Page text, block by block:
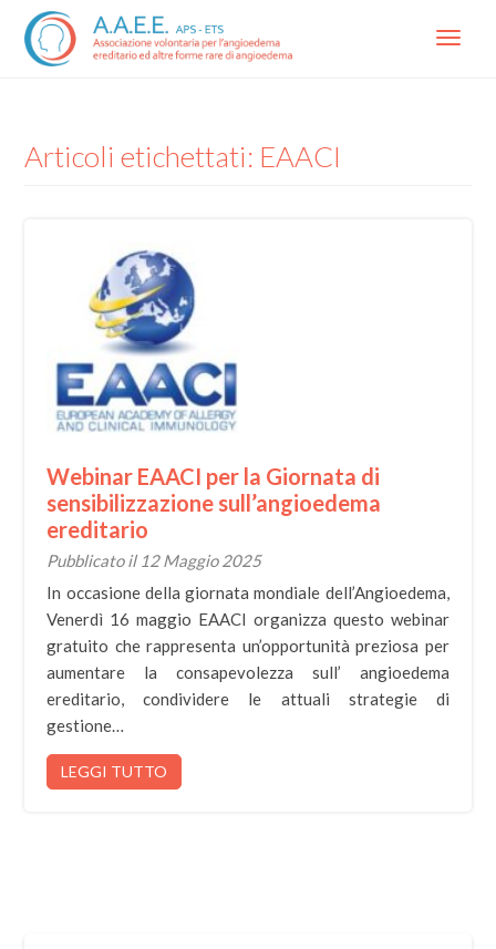
Menu
Articoli etichettati: EAACI
Webinar EAACI per la Giornata di
sensibilizzazione sull’angioedema
ereditario
Pubblicato il 12 Maggio 2025
In occasione della giornata mondiale dell’Angioedema,
Venerdì 16 maggio EAACI organizza questo webinar
gratuito che rappresenta un’opportunità preziosa per
aumentare la consapevolezza sull’ angioedema
ereditario, condividere le attuali strategie di
gestione…
LEGGI TUTTO